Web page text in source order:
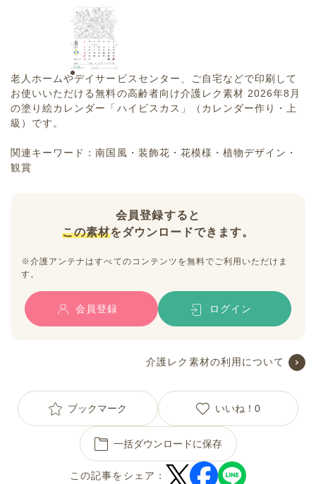
老人ホームやデイサービスセンター、ご自宅などで印刷して
お使いいただける無料の高齢者向け介護レク素材 2026年8月
の塗り絵カレンダー「ハイビスカス」（カレンダー作り・上
級）です。
関連キーワード：南国風・装飾花・花模様・植物デザイン・
観賞
会員登録すると
この素材をダウンロードできます。
※介護アンテナはすべてのコンテンツを無料でご利用いただけま
す。
会員登録 ログイン
介護レク素材の利用について
ブックマーク いいね！ 0
一括ダウンロードに保存
この記事をシェア：